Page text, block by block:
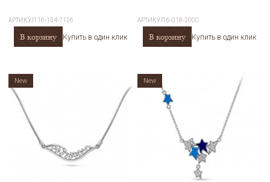
АРТИКУЛ 16-154-7126
В корзину Купить в один клик
АРТИКУЛ6-018-2000
В корзину Купить в один клик
New New